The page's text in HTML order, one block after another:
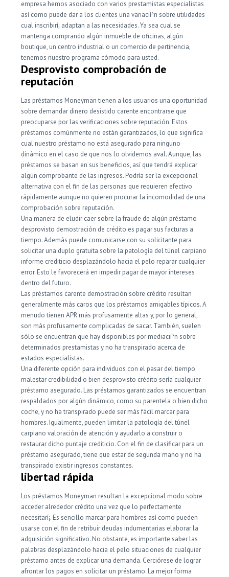
empresa hemos asociado con varios prestamistas especialistas
así­ como puede dar a los clientes una variacií³n sobre utilidades
cual inscribirí¡ adaptan a las necesidades. Ya sea cual se
mantenga comprando algún inmueble de oficinas, algún
boutique, un centro industrial o un comercio de pertinencia,
tenemos nuestro programa cómodo para usted.
Desprovisto comprobación de
reputación
Las préstamos Moneyman tienen a los usuarios una oportunidad
sobre demandar dinero desistido carente encontrarse que
preocuparse por las verificaciones sobre reputación. Estos
préstamos comúnmente no están garantizados, lo que significa
cual nuestro préstamo no está asegurado para ninguno
dinámico en el caso de que nos lo olvidemos aval. Aunque, las
préstamos se basan en sus beneficios, así que tendrá explicar
algún comprobante de las ingresos. Podría ser la excepcional
alternativa con el fin de las personas que requieren efectivo
rápidamente aunque no quieren procurar la incomodidad de una
comprobación sobre reputación.
Una manera de eludir caer sobre la fraude de algún préstamo
desprovisto demostración de crédito es pagar sus facturas a
tiempo. Además puede comunicarse con su solicitante para
solicitar una duplo gratuita sobre la patologí­a del túnel carpiano
informe crediticio desplazándolo hacia el pelo reparar cualquier
error. Esto le favorecerá en impedir pagar de mayor intereses
dentro del futuro.
Las préstamos carente demostración sobre crédito resultan
generalmente más caros que los préstamos amigables tí­picos. A
menudo tienen APR más profusamente altas y, por lo general,
son más profusamente complicadas de sacar. También, suelen
sólo se encuentran que hay disponibles por mediacií³n sobre
determinados prestamistas y no ha transpirado acerca de
estados especialistas.
Una diferente opción para individuos con el pasar del tiempo
malestar credibilidad o bien desprovisto crédito serí­a cualquier
préstamo asegurado. Las préstamos garantizados se encuentran
respaldados por algún dinámico, como su parentela o bien dicho
coche, y no ha transpirado puede ser más fácil marcar para
hombres. Igualmente, pueden limitar la patologí­a del túnel
carpiano valoración de atención y ayudarlo a construir o
restaurar dicho puntaje crediticio. Con el fin de clasificar para un
préstamo asegurado, tiene que estar de segunda mano y no ha
transpirado existir ingresos constantes.
libertad rápida
Los préstamos Moneyman resultan la excepcional modo sobre
acceder alrededor crédito una vez que lo perfectamente
necesitarí¡. Es sencillo marcar para hombres así­ como pueden
usarse con el fin de retribuir deudas indumentarias elaborar la
adquisición significativo. No obstante, es importante saber las
palabras desplazándolo hacia el pelo situaciones de cualquier
préstamo antes de explicar una demanda. Cerciórese de lograr
afrontar los pagos en solicitar un préstamo. La mejor forma